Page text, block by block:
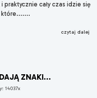
praktycznie cały czas idzie się
które.......
czytaj dalej
ZNAKI...
14037x